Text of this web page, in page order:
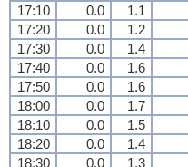
17:10
0.0 1.1
17:20
0.0 1.2
17:30
0.0 1.4
17:40
0.0 1.6
17:50
0.0 1.6
18:00
0.0 1.7
18:10
0.0 1.5
18:20
0.0 1.4
18:30
0.0 1.3